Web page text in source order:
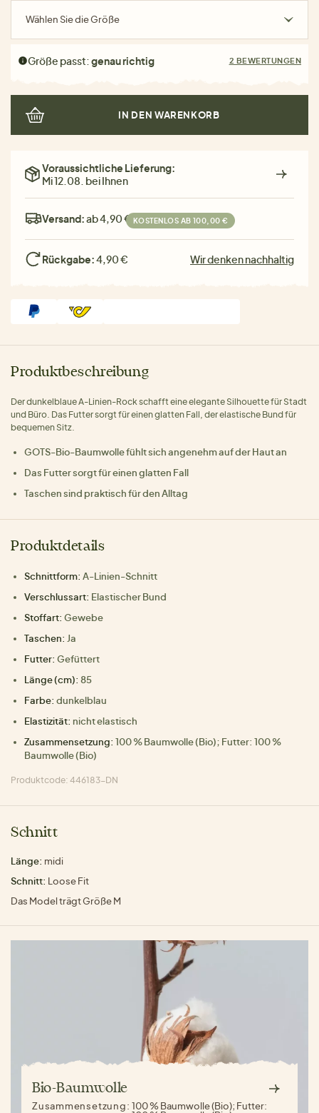
Wählen Sie die Größe
Größe passt:genau richtig 2 BEWERTUNGEN
IN DEN WARENKORB
Voraussichtliche Lieferung:
Mi 12.08. bei Ihnen
Versand:ab 4,90 € KOSTENLOS AB 100,00 €
Rückgabe:4,90 € Wir denken nachhaltig
Produktbeschreibung
Der dunkelblaue A-Linien-Rock schafft eine elegante Silhouette für Stadt
und Büro. Das Futter sorgt für einen glatten Fall, der elastische Bund für
bequemen Sitz.
GOTS-Bio-Baumwolle fühlt sich angenehm auf der Haut an
Das Futter sorgt für einen glatten Fall
Taschen sind praktisch für den Alltag
Produktdetails
Schnittform: A-Linien-Schnitt
Verschlussart: Elastischer Bund
Stoffart: Gewebe
Taschen: Ja
Futter: Gefüttert
Länge (cm): 85
Farbe: dunkelblau
Elastizität: nicht elastisch
Zusammensetzung: 100 % Baumwolle (Bio); Futter: 100 %
Baumwolle (Bio)
Produktcode: 446183-DN
Schnitt
Länge: midi
Schnitt: Loose Fit
Das Model trägt Größe M
Bio-Baumwolle
Zusammensetzung:100 % Baumwolle (Bio); Futter: